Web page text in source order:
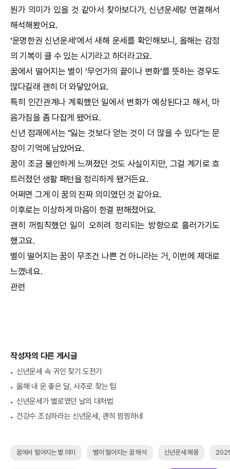
뭔가 의미가 있을 것 같아서 찾아보다가,신년운세 랑 연결해서
해석해봤어요.
‘운명한권 신년운세’에서 새해 운세를 확인해보니, 올해는 감정
의 기복이 클 수 있는 시기라고 하더라고요.
꿈에서 떨어지는 별이 ‘무언가의 끝이나 변화’를 뜻하는 경우도
많다길래 괜히 더 와닿았어요.
특히 인간관계나 계획했던 일에서 변화가 예상된다고 해서, 마
음가짐을 좀 다잡게 됐어요.
신년 점괘에서는 "잃는 것보다 얻는 것이 더 많을 수 있다"는 문
장이 기억에 남았어요.
꿈이 조금 불안하게 느껴졌던 것도 사실이지만, 그걸 계기로 흐
트러졌던 생활 패턴을 정리하게 됐거든요.
어쩌면 그게 이 꿈의 진짜 의미였던 것 같아요.
이후로는 이상하게 마음이 한결 편해졌어요.
괜히 꺼림칙했던 일이 오히려 정리되는 방향으로 흘러가기도
했고요.
별이 떨어지는 꿈이 무조건 나쁜 건 아니라는 거, 이번에 제대로
느꼈네요.
관련
작성자의 다른 게시글
신년운세 속 귀인 찾기 도전기
올해 내 운 좋은 달, 사주로 찾는 팁
신년운세가 별로였던 날의 대처법
건강수 조심하라는 신년운세, 괜히 찜찜하네
꿈에서 떨어지는 별 의미 별이 떨어지는 꿈 해석 신년운세 해몽